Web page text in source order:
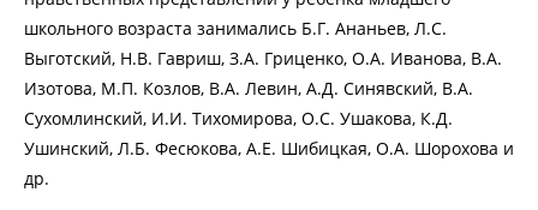
школьного возраста занимались Б.Г. Ананьев, Л.С.
Выготский, Н.В. Гавриш, З.А. Гриценко, О.А. Иванова, В.А.
Изотова, М.П. Козлов, В.А. Левин, А.Д. Синявский, В.А.
Сухомлинский, И.И. Тихомирова, О.С. Ушакова, К.Д.
Ушинский, Л.Б. Фесюкова, А.Е. Шибицкая, О.А. Шорохова и
др.